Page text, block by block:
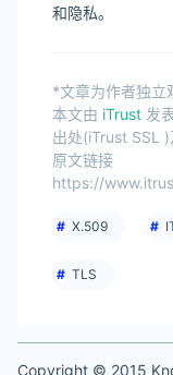
和隐私。
*文章为作者独立
本文由 iTrust 发
出处(iTrust SSL )
原文链接
https://
X.509
TLS
Copyright © 2015